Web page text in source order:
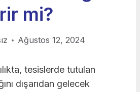
mi?
Ağustos 12, 2024
tesislerde tutulan
dışarıdan gelecek